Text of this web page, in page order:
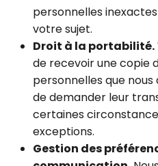
personnelles
votre sujet.
Droit à la portabilité.
de recevoir une copie
personnelles que
de demander leur
certaines
exceptions.
Gestion des